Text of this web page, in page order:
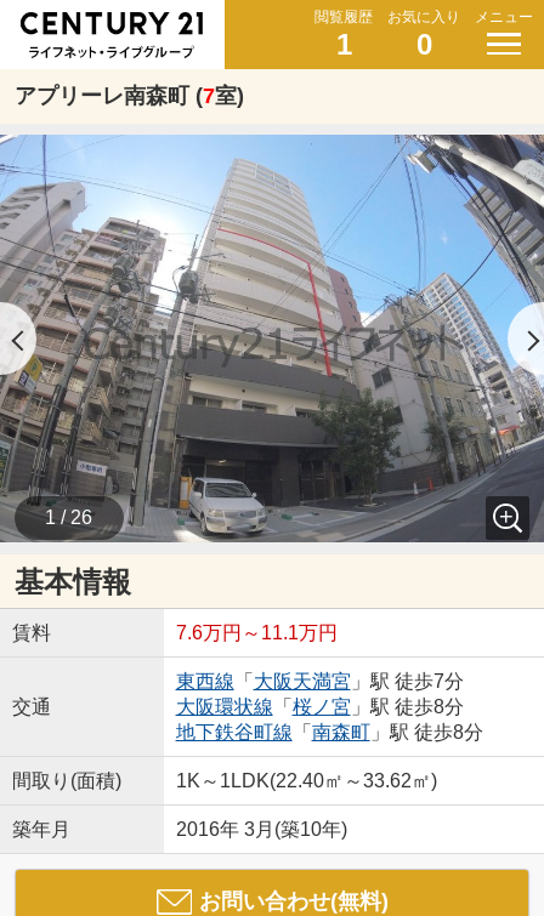
閲覧履歴
1
お気に入り
0
メニュー
アプリーレ南森町 (7室)
1 / 26
基本情報
賃料 7.6万円～11.1万円
交通
東西線 「 大阪天満宮 」駅 徒歩7分
大阪環状線 「 桜ノ宮 」駅 徒歩8分
地下鉄谷町線 「 南森町」駅 徒歩8分
間取り(面積) 1K～1LDK(22.40㎡～33.62㎡)
築年月 2016年 3月(築10年)
お問い合わせ(無料)